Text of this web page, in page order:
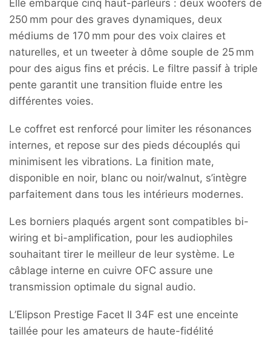
Elle embarque cinq haut-parleurs : deux woofers de
250 mm pour des graves dynamiques, deux
médiums de 170 mm pour des voix claires et
naturelles, et un tweeter à dôme souple de 25 mm
pour des aigus fins et précis. Le filtre passif à triple
pente garantit une transition fluide entre les
différentes voies.
Le coffret est renforcé pour limiter les résonances
internes, et repose sur des pieds découplés qui
minimisent les vibrations. La finition mate,
disponible en noir, blanc ou noir/walnut, s’intègre
parfaitement dans tous les intérieurs modernes.
Les borniers plaqués argent sont compatibles bi-
wiring et bi-amplification, pour les audiophiles
souhaitant tirer le meilleur de leur système. Le
câblage interne en cuivre OFC assure une
transmission optimale du signal audio.
L’Elipson Prestige Facet II 34F est une enceinte
taillée pour les amateurs de haute-fidélité